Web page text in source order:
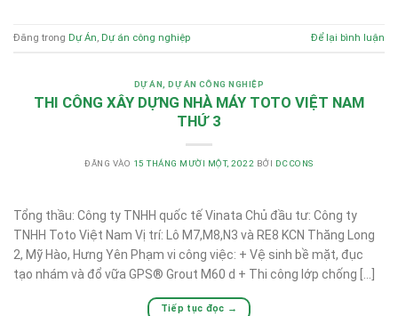
Đăng trong Dự Án, Dự án công nghiệp Để lại bình luận
DỰ ÁN ,DỰ ÁN CÔNG NGHIỆP
THI CÔNG XÂY DỰNG NHÀ MÁY TOTO VIỆT NAM
THỨ 3
ĐĂNG VÀO 15 THÁNG MƯỜI MỘT, 2022 BỞI DCCONS
Tổng thầu: Công ty TNHH quốc tế Vinata Chủ đầu tư: Công ty
TNHH Toto Việt Nam Vị trí: Lô M7,M8,N3 và RE8 KCN Thăng Long
2, Mỹ Hào, Hưng Yên Phạm vi công việc: + Vệ sinh bề mặt, đục
tạo nhám và đổ vữa GPS® Grout M60 d + Thi công lớp chống […]
Tiếp tục đọc →